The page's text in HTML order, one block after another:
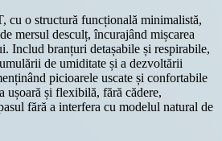
o structură funcțională minimalistă,
mersul desculț, încurajând mișcarea
Includ branțuri detașabile și respirabile,
de umiditate și a dezvoltării
picioarele uscate și confortabile
ușoară și flexibilă, fără cădere,
fără a interfera cu modelul natural de